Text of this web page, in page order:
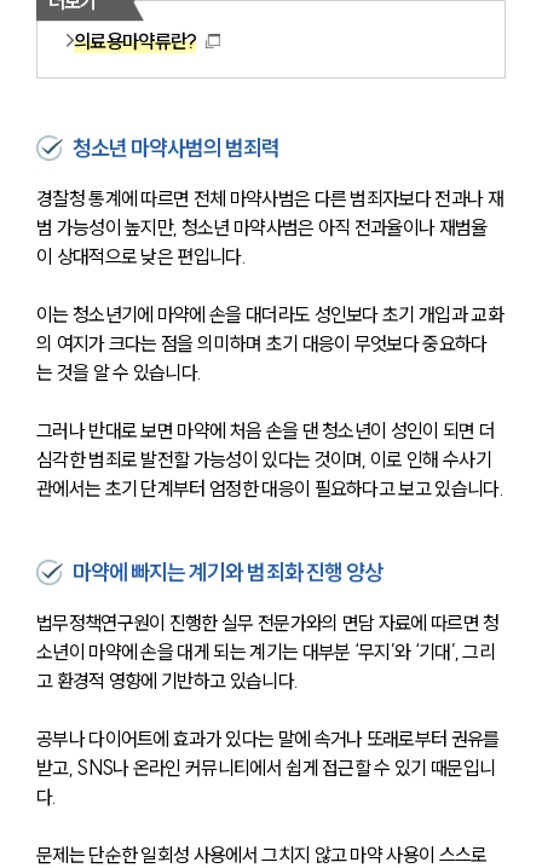
의료용마약류란?
청소년 마약사범의 범죄력
경찰청 통계에 따르면 전체 마약사범은 다른 범죄자보다 전과나 재
범 가능성이 높지만, 청소년 마약사범은 아직 전과율이나 재범율
이 상대적으로 낮은 편입니다.
이는 청소년기에 마약에 손을 대더라도 성인보다 초기 개입과 교화
의 여지가 크다는 점을 의미하며 초기 대응이 무엇보다 중요하다
는 것을 알 수 있습니다.
그러나 반대로 보면 마약에 처음 손을 댄 청소년이 성인이 되면 더
심각한 범죄로 발전할 가능성이 있다는 것이며, 이로 인해 수사기
관에서는 초기 단계부터 엄정한 대응이 필요하다고 보고 있습니다.
마약에 빠지는 계기와 범죄화 진행 양상
법무정책연구원이 진행한 실무 전문가와의 면담 자료에 따르면 청
소년이 마약에 손을 대게 되는 계기는 대부분 ‘무지’와 ‘기대’, 그리
고 환경적 영향에 기반하고 있습니다.
공부나 다이어트에 효과가 있다는 말에 속거나 또래로부터 권유를
받고, SNS나 온라인 커뮤니티에서 쉽게 접근할 수 있기 때문입니
다.
문제는 단순한 일회성 사용에서 그치지 않고 마약 사용이 스스로